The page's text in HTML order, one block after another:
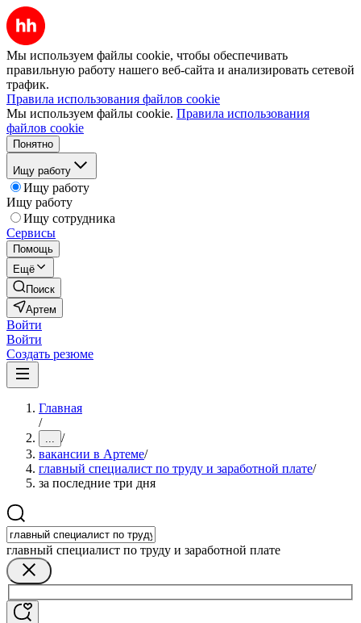
Мы используем файлы cookie, чтобы обеспечивать
правильную работу нашего веб-сайта и анализировать сетевой
трафик.
Правила использования файлов cookie
Мы используем файлы cookie. Правила использования
файлов cookie
Понятно
Ищу работу
Ищу работу
Ищу работу
Ищу сотрудника
Сервисы
Помощь
Ещё
Поиск
Артем
Войти
Войти
Создать резюме
Главная
/
... /
вакансии в Артеме/
главный специалист по труду и заработной плате/
за последние три дня
главный специалист по труду и заработной плате